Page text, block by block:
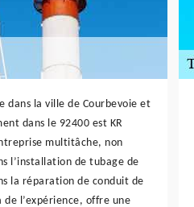
dans la ville de Courbevoie et
dans le 92400 est KR
multitâche, non
l’installation de tubage de
la réparation de conduit de
l’expérience, offre une